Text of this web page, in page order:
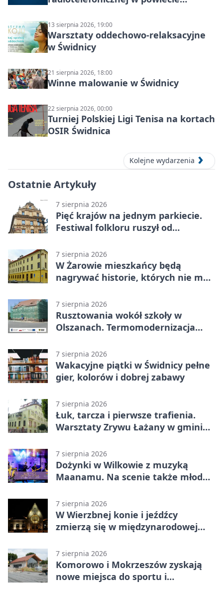
13 sierpnia 2026, 19:00
Warsztaty oddechowo-relaksacyjne
w Świdnicy
21 sierpnia 2026, 18:00
Winne malowanie w Świdnicy
22 sierpnia 2026, 00:00
Turniej Polskiej Ligi Tenisa na kortach
OSIR Świdnica
Kolejne wydarzenia
Ostatnie Artykuły
7 sierpnia 2026
Pięć krajów na jednym parkiecie.
Festiwal folkloru ruszył od
7 sierpnia 2026
W Żarowie mieszkańcy będą
nagrywać historie, których nie ma
7 sierpnia 2026
Rusztowania wokół szkoły w
Olszanach. Termomodernizacja
7 sierpnia 2026
Wakacyjne piątki w Świdnicy pełne
gier, kolorów i dobrej zabawy
7 sierpnia 2026
Łuk, tarcza i pierwsze trafienia.
Warsztaty Zrywu Łażany w gminie
7 sierpnia 2026
Dożynki w Wilkowie z muzyką
Maanamu. Na scenie także młode
7 sierpnia 2026
W Wierzbnej konie i jeźdźcy
zmierzą się w międzynarodowej
7 sierpnia 2026
Komorowo i Mokrzeszów zyskają
nowe miejsca do sportu i